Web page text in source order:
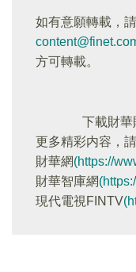
如有意願轉載，
方可轉載。
下載財
更多精彩内容，請
財華網(https://
財華智庫網
現代電視FINTV